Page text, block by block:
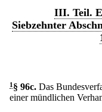
III. Teil.
Siebzehnter
1 § 96c. Das
einer mündlichen